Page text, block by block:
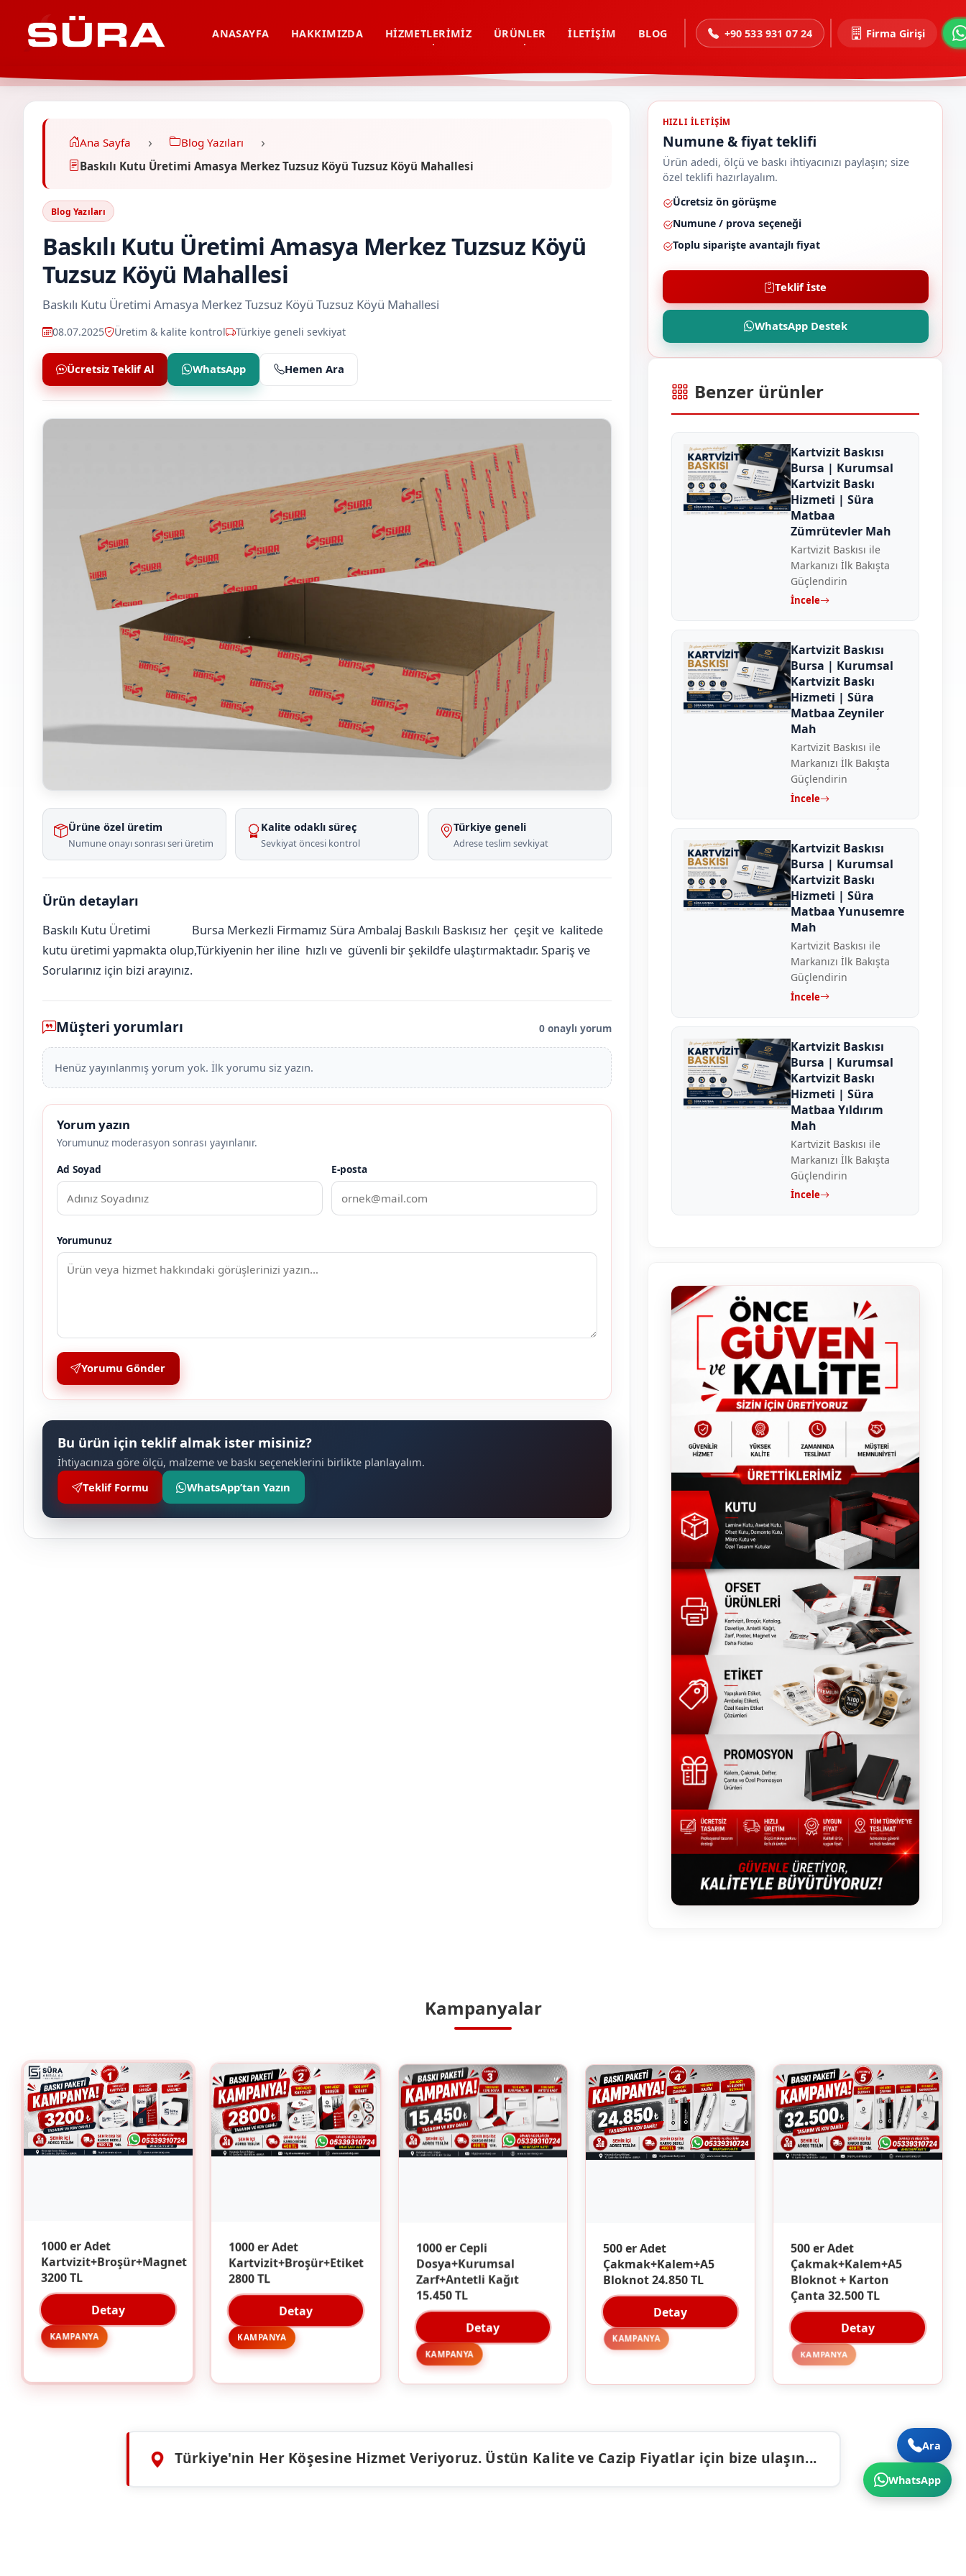
ANASAYFA HAKKIMIZDA HIZMETLERIMIZ ÜRÜNLER İLETIŞIM BLOG +90 533 931 07 24 Firma Girişi
Ana Sayfa
Blog Yazıları
Baskılı Kutu Üretimi Amasya Merkez Tuzsuz Köyü Tuzsuz Köyü Mahallesi
Blog Yazıları
Baskılı Kutu Üretimi Amasya Merkez Tuzsuz Köyü
Tuzsuz Köyü Mahallesi
Baskılı Kutu Üretimi Amasya Merkez Tuzsuz Köyü Tuzsuz Köyü Mahallesi
08.07.2025 Üretim & kalite kontrol Türkiye geneli sevkiyat
Ücretsiz Teklif Al WhatsApp Hemen Ara
Ürüne özel üretim
Numune onayı sonrası seri üretim
Kalite odaklı süreç
Sevkiyat öncesi kontrol
Türkiye geneli
Adrese teslim sevkiyat
Ürün detayları
Baskılı Kutu Üretimi
Bursa Merkezli Firmamız Süra Ambalaj Baskılı Baskısız her çeşit ve kalitede
kutu üretimi yapmakta olup,Türkiyenin her iline hızlı ve güvenli bir şekildfe ulaştırmaktadır. Spariş ve
Sorularınız için bizi arayınız.
Müşteri yorumları 0 onaylı yorum
Henüz yayınlanmış yorum yok. İlk yorumu siz yazın.
Yorum yazın
Yorumunuz moderasyon sonrası yayınlanır.
Ad Soyad
E-posta
Yorumunuz
Yorumu Gönder
Bu ürün için teklif almak ister misiniz?
İhtiyacınıza göre ölçü, malzeme ve baskı seçeneklerini birlikte planlayalım.
Teklif Formu
WhatsApp’tan Yazın
HIZLI ILETIŞIM
Numune & fiyat teklifi
Ürün adedi, ölçü ve baskı ihtiyacınızı paylaşın; size
özel teklifi hazırlayalım.
Ücretsiz ön görüşme
Numune / prova seçeneği
Toplu siparişte avantajlı fiyat
Teklif İste
WhatsApp Destek
Benzer ürünler
Kartvizit Baskısı
Bursa | Kurumsal
Kartvizit Baskı
Hizmeti | Süra
Matbaa
Zümrütevler Mah
Kartvizit Baskısı ile
Markanızı İlk Bakışta
Güçlendirin
İncele
Kartvizit Baskısı
Bursa | Kurumsal
Kartvizit Baskı
Hizmeti | Süra
Matbaa Zeyniler
Mah
Kartvizit Baskısı ile
Markanızı İlk Bakışta
Güçlendirin
İncele
Kartvizit Baskısı
Bursa | Kurumsal
Kartvizit Baskı
Hizmeti | Süra
Matbaa Yunusemre
Mah
Kartvizit Baskısı ile
Markanızı İlk Bakışta
Güçlendirin
İncele
Kartvizit Baskısı
Bursa | Kurumsal
Kartvizit Baskı
Hizmeti | Süra
Matbaa Yıldırım
Mah
Kartvizit Baskısı ile
Markanızı İlk Bakışta
Güçlendirin
İncele
Kampanyalar
1000 er Adet
Kartvizit+Broşür+Magnet
3200 TL
Detay
KAMPANYA
1000 er Adet
Kartvizit+Broşür+Etiket
2800 TL
Detay
KAMPANYA
1000 er Cepli
Dosya+Kurumsal
Zarf+Antetli Kağıt
15.450 TL
Detay
KAMPANYA
500 er Adet
Çakmak+Kalem+A5
Bloknot 24.850 TL
Detay
KAMPANYA
500 er Adet
Çakmak+Kalem+A5
Bloknot + Karton
Çanta 32.500 TL
Detay
KAMPANYA
Türkiye'nin Her Köşesine Hizmet Veriyoruz. Üstün Kalite ve Cazip Fiyatlar için bize ulaşın...
Ara
WhatsApp